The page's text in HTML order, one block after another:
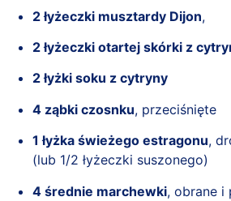
2 łyżeczki musztardy Dijon,
2 łyżeczki otartej skórki z
2 łyżki soku z cytryny
4 ząbki czosnku, przeciśnięte
1 łyżka świeżego estragonu,
(lub 1/2 łyżeczki suszonego)
4 średnie marchewki, obrane i